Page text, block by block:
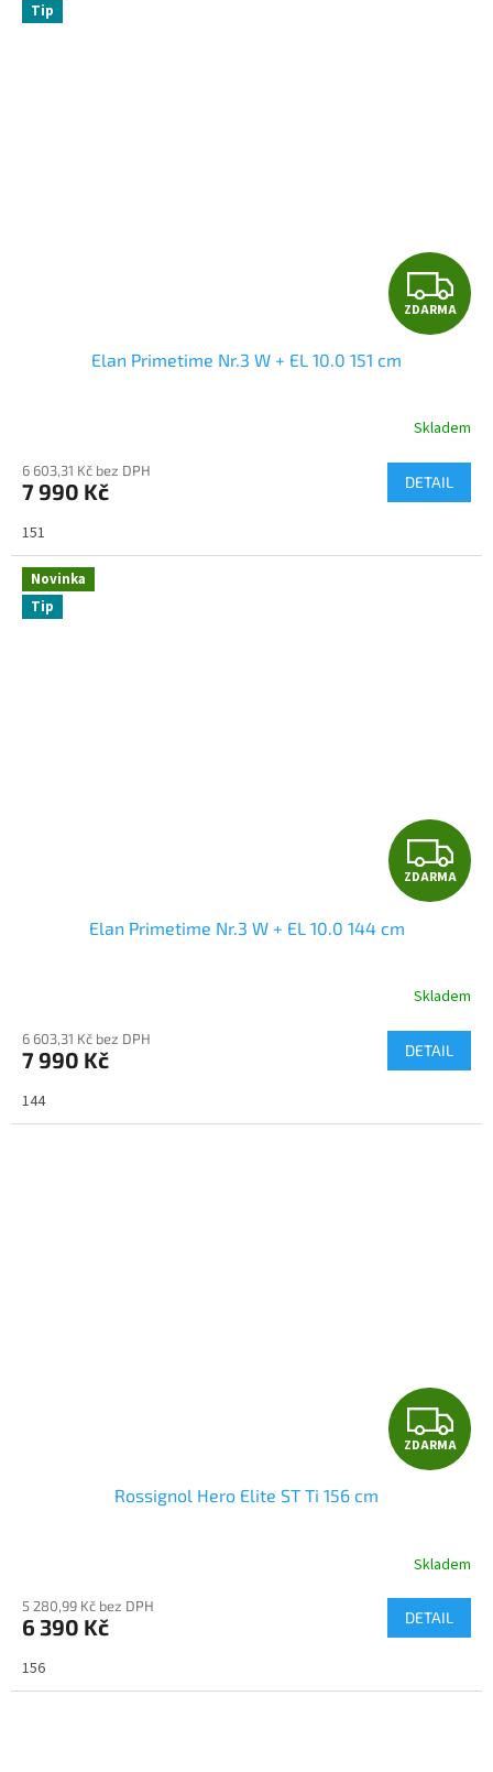
Tip
Z
D
R
M
A
ZDARMA
Elan Primetime Nr.3 W + EL 10.0 151 cm
Skladem
6 603,31 Kč bez DPH
7 990 Kč DETAIL
151
Novinka
Tip
Z
D
R
M
A
ZDARMA
Elan Primetime Nr.3 W + EL 10.0 144 cm
Skladem
6 603,31 Kč bez DPH
7 990 Kč DETAIL
144
Z
D
R
M
A
ZDARMA
Rossignol Hero Elite ST Ti 156 cm
Skladem
5 280,99 Kč bez DPH
6 390 Kč DETAIL
156